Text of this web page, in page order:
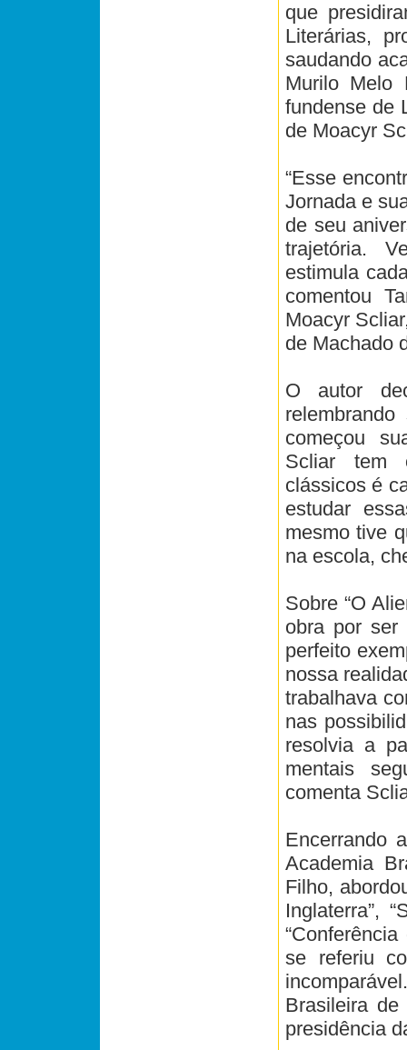
que
Literárias,
saudando
Murilo Melo
fundense de
de Moacyr
“Esse
Jornada e
de seu
trajetória.
estimula
comentou
Moacyr
de Machado
O autor
começou
Scliar tem
clássicos é
estudar
mesmo tive
na escola,
Sobre “O
obra por ser
perfeito
nossa
trabalhava
nas
resolvia a
mentais
comenta
Encerrando
Academia
Filho,
Inglaterra”,
se referiu
Brasileira
presidência